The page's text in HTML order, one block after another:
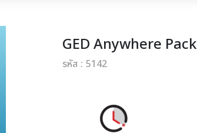
GED Anywhere Pack
รหัส : 5142